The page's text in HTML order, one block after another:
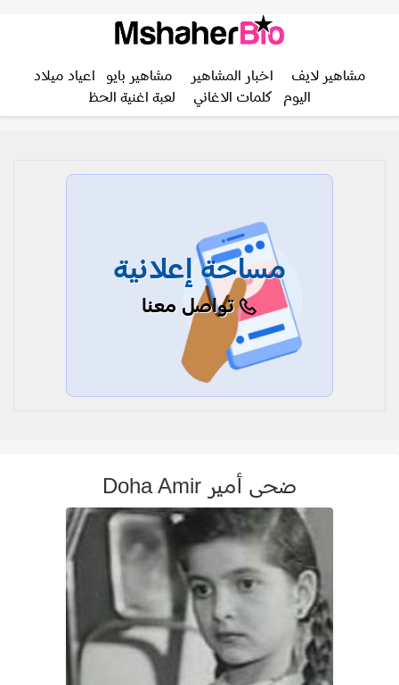
مشاهير لايف اخبار المشاهير مشاهير بايو
اعياد ميلاد
اليوم
كلمات الاغاني لعبة اغنية الحظ
مساحة إعلانية
تواصل معنا
ضحى أمير Doha Amir